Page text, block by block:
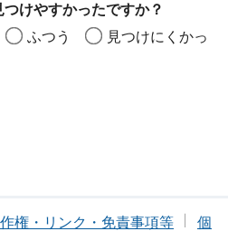
けやすかったですか？
ふつう
見つけにくかっ
権・リンク・免責事項等
個